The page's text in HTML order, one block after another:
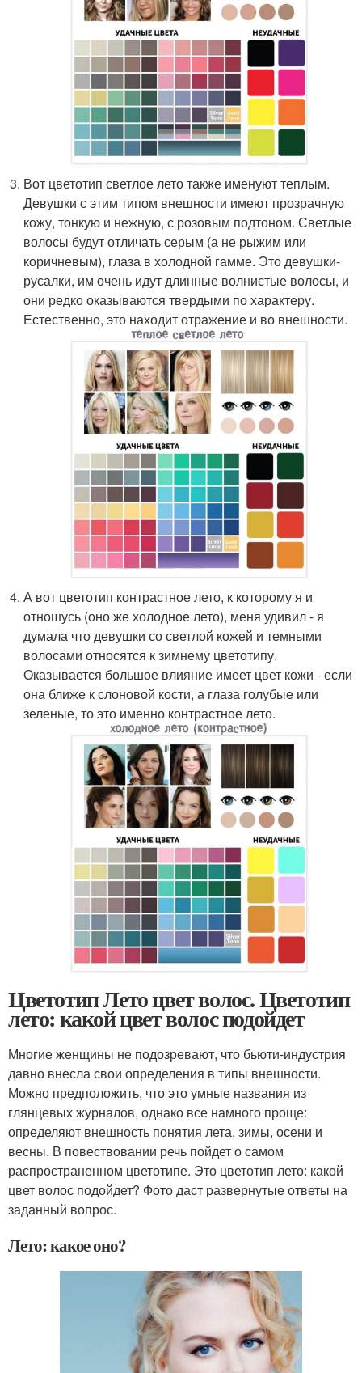
Вот цветотип светлое лето также именуют теплым.
Девушки с этим типом внешности имеют прозрачную
кожу, тонкую и нежную, с розовым подтоном. Светлые
волосы будут отличать серым (а не рыжим или
коричневым), глаза в холодной гамме. Это девушки-
русалки, им очень идут длинные волнистые волосы, и
они редко оказываются твердыми по характеру.
Естественно, это находит отражение и во внешности.
А вот цветотип контрастное лето, к которому я и
отношусь (оно же холодное лето), меня удивил - я
думала что девушки со светлой кожей и темными
волосами относятся к зимнему цветотипу.
Оказывается большое влияние имеет цвет кожи - если
она ближе к слоновой кости, а глаза голубые или
зеленые, то это именно контрастное лето.
Цветотип Лето цвет волос. Цветотип
лето: какой цвет волос подойдет
Многие женщины не подозревают, что бьюти-индустрия
давно внесла свои определения в типы внешности.
Можно предположить, что это умные названия из
глянцевых журналов, однако все намного проще:
определяют внешность понятия лета, зимы, осени и
весны. В повествовании речь пойдет о самом
распространенном цветотипе. Это цветотип лето: какой
цвет волос подойдет? Фото даст развернутые ответы на
заданный вопрос.
Лето: какое оно?